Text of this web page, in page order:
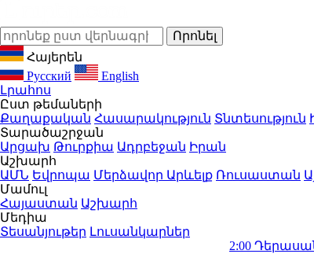
Հայերեն
Русский
English
Լրահոս
Ըստ թեմաների
Քաղաքական Հասարակություն Տնտեսություն
Տարածաշրջան
Արցախ Թուրքիա Ադրբեջան Իրան
Աշխարհ
ԱՄՆ Եվրոպա Մերձավոր Արևելք Ռուսաստան
Մամուլ
Հայաստան Աշխարհ
Մեդիա
Տեսանյութեր Լուսանկարներ
Դերասանին